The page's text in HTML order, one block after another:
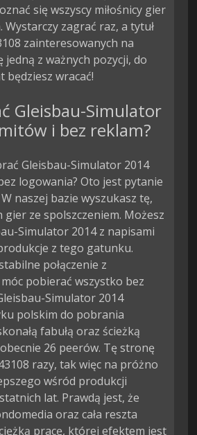
się wszyscy miłośnicy gier
zagrać raz, a tytuł
zainteresowanych na
jedną z ważnych pozycji, do
będziesz wracać!
Gleisbau-Simulator
i bez reklam?
Gleisbau-Simulator 2014
logowania? Oto jest pytanie
naszej bazie wyszukasz tę,
gier ze spolszczeniem. Możesz
Simulator 2014 z napisami
z tego gatunku.
połączenie z
pobierać wszystko bez
Simulator 2014
polskim do pobrania
fabułą oraz ścieżką
26 peerów. Tę stronę
razy, tak więc na próżno
wśród produkcji
lat. Prawdą jest, że
oraz cała reszta
pracę, której efektem jest